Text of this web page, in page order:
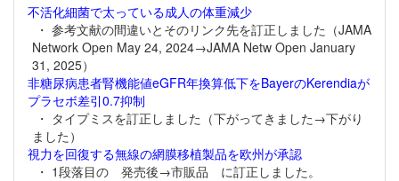
不活化細菌で太っている成人の体重減少
・ 参考文献の間違いとそのリンク先を訂正しました（JAMA
Network Open May 24, 2024→JAMA Netw Open January
31, 2025）
非糖尿病患者腎機能値eGFR年換算低下をBayerのKerendiaが
プラセボ差引0.7抑制
・ タイプミスを訂正しました（下がってきました→下がり
ました）
視力を回復する無線の網膜移植製品を欧州が承認
・ 1段落目の 発売後→市販品 に訂正しました。